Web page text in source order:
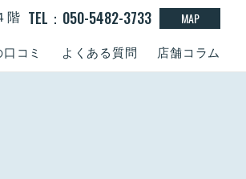
コミ よくある質問 店舗コラム
階 TEL：050-5482-3733 MAP